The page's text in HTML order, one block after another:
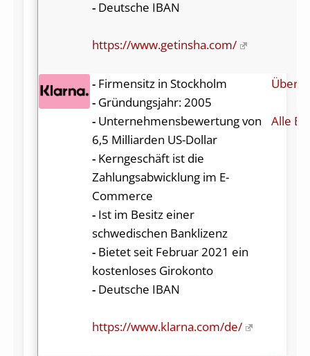
-Deutsche IBAN
https://www.getinsha.com/
-Firmensitz in Stockholm
-Gründungsjahr: 2005
-Unternehmensbewertung von
6,5 Milliarden US-Dollar
-Kerngeschäft ist die
Zahlungsabwicklung im E-
Commerce
-Ist im Besitz einer
schwedischen Banklizenz
-Bietet seit Februar 2021 ein
kostenloses Girokonto
-Deutsche IBAN
https://www.klarna.com/de/
Über
Alle